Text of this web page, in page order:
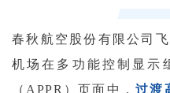
春秋航空股份有限公司
机场在多功能控制显示
（APPR）页面中，过渡